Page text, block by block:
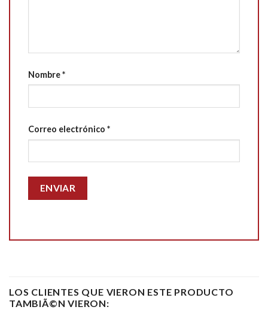
Nombre*
Correo electrónico *
LOS CLIENTES QUE VIERON ESTE PRODUCTO
TAMBIÃ©N VIERON: